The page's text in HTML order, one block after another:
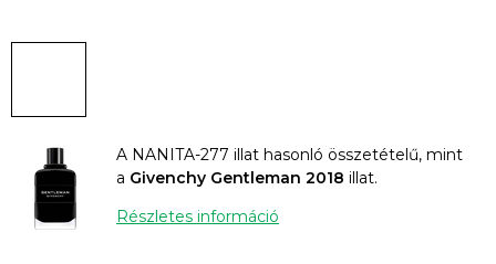
A NANITA-277 illat hasonló összetételű, mint
a Givenchy Gentleman 2018 illat.
Részletes információ